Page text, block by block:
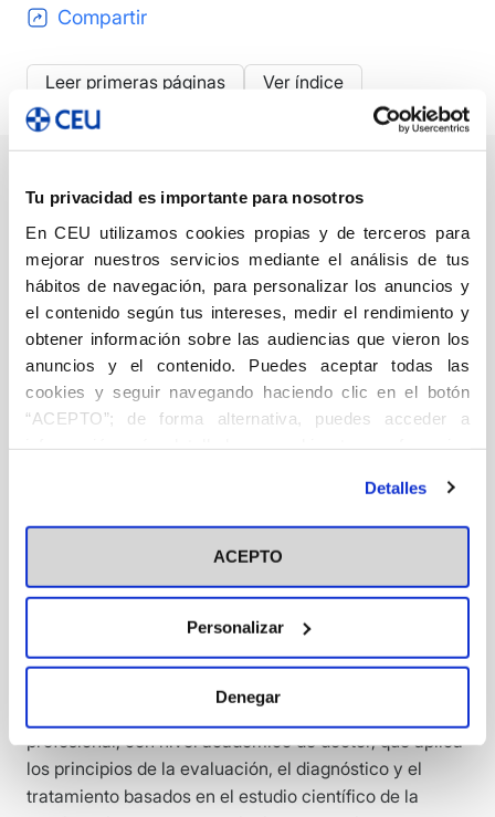
Tu privacidad es importante para nosotros
En CEU utilizamos cookies propias y de terceros para
mejorar nuestros servicios mediante el análisis de tus
hábitos de navegación, para personalizar los anuncios y
el contenido según tus intereses, medir el rendimiento y
obtener información sobre las audiencias que vieron los
anuncios y el contenido. Puedes aceptar todas las
cookies y seguir navegando haciendo clic en el botón
“ACEPTO”; de forma alternativa, puedes acceder a
en el botón "Personalizar". Para más información puedes
visitar nuestra Política de Cookies
Detalles
ACEPTO
Personalizar
Denegar
neuropsicología
cantidad
Compartir
Leer primeras páginas Ver índice
DescripciónFicha técnicaAutor/a/es
DESCRIPCIÓN
Medicina
La neuropsicología clínica aplica los conocimientos de
la neuropsicología básica a la descripción, evaluación,
control, tratamiento, rehabilitación y prevención de
conducta, mostrándose extremadamente útil para
completar el diagnóstico neurológico, para la
evaluación de los efectos cognitivos y conductuales
readaptación funcional del enfermo con un síndrome
orgánico-cerebral, así como para la investigación
aplicada. La División 40 de la American Psychological
Society (Clínical Neuropsychology) define al
neuropsicólogo clínico como aquel psicólogo
profesional, con nivel académico de doctor, que aplica
los principios de la evaluación, el diagnóstico y el
tratamiento basados en el estudio científico de la